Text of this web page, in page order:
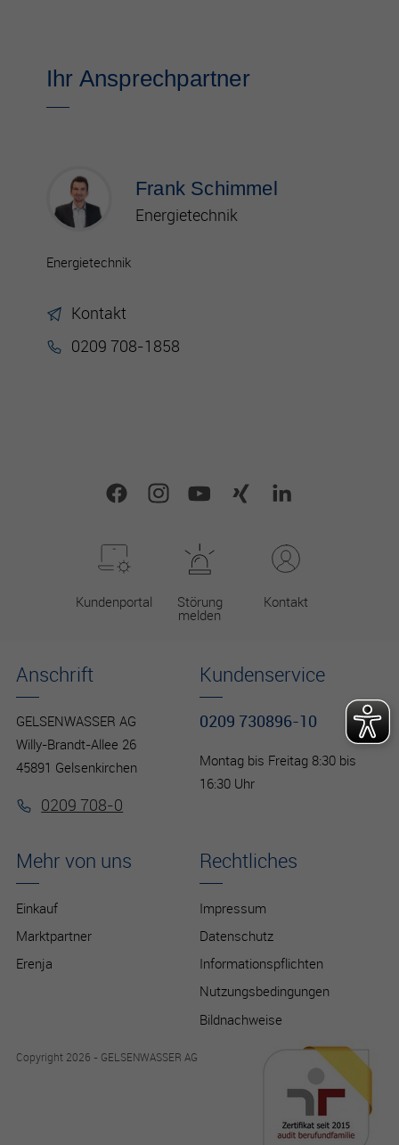
Ihr Ansprechpartner
Frank Schimmel
Energietechnik
Energietechnik
Kontakt
0209 708-1858
Kundenportal Störung
melden
Kontakt
Mehr von uns
Einkauf
Marktpartner
Erenja
Rechtliches
Impressum
Datenschutz
Informationspflichten
Nutzungsbedingungen
Bildnachweise
Kundenservice
0209 730896-10
Montag bis Freitag 8:30 bis
16:30 Uhr
Anschrift
GELSENWASSER AG
Willy-Brandt-Allee 26
45891 Gelsenkirchen
0209 708-0
Copyright 2026 - GELSENWASSER AG